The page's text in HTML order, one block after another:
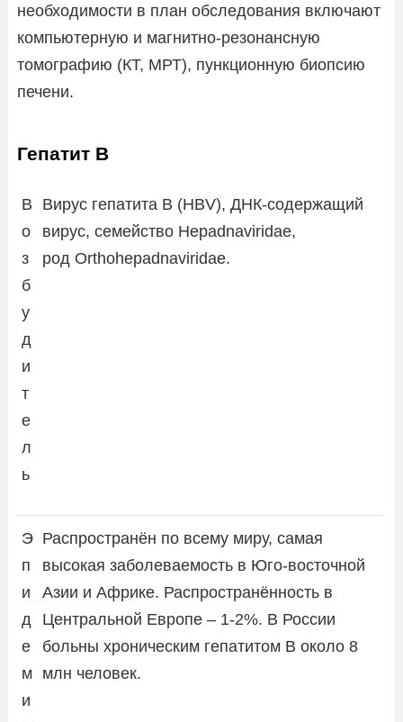
необходимости в план обследования включают
компьютерную и магнитно-резонансную
томографию (КТ, МРТ), пункционную биопсию
печени.
Гепатит В
В
о
з
б
у
д
и
т
е
л
ь
Вирус гепатита В (HBV), ДНК-содержащий
вирус, семейство Hepadnaviridae,
род Orthohepadnaviridae.
Э
п
и
д
е
м
и
Распространён по всему миру, самая
высокая заболеваемость в Юго-восточной
Азии и Африке. Распространённость в
Центральной Европе – 1-2%. В России
больны хроническим гепатитом В около 8
млн человек.